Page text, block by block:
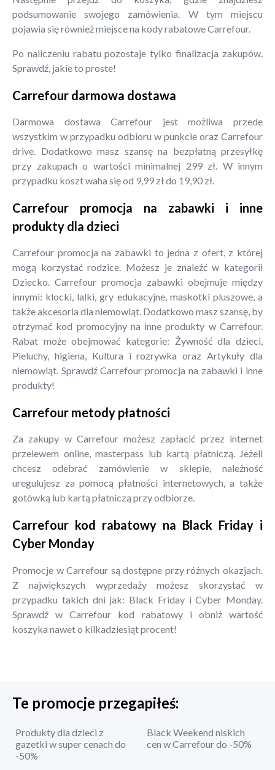
podsumowanie swojego zamówienia. W tym miejscu
pojawia się również miejsce na kody rabatowe Carrefour.
Po naliczeniu rabatu pozostaje tylko finalizacja zakupów.
Sprawdź, jakie to proste!
Carrefour darmowa dostawa
Darmowa dostawa Carrefour jest możliwa przede
wszystkim w przypadku odbioru w punkcie oraz Carrefour
drive. Dodatkowo masz szansę na bezpłatną przesyłkę
przy zakupach o wartości minimalnej 299 zł. W innym
przypadku koszt waha się od 9,99 zł do 19,90 zł.
Carrefour promocja na zabawki i inne
produkty dla dzieci
Carrefour promocja na zabawki to jedna z ofert, z której
mogą korzystać rodzice. Możesz je znaleźć w kategorii
Dziecko. Carrefour promocja zabawki obejmuje między
innymi: klocki, lalki, gry edukacyjne, maskotki pluszowe, a
także akcesoria dla niemowląt. Dodatkowo masz szansę, by
otrzymać kod promocyjny na inne produkty w Carrefour.
Rabat może obejmować kategorie: Żywność dla dzieci,
Pieluchy, higiena, Kultura i rozrywka oraz Artykuły dla
niemowląt. Sprawdź Carrefour promocja na zabawki i inne
produkty!
Carrefour metody płatności
Za zakupy w Carrefour możesz zapłacić przez internet
przelewem online, masterpass lub kartą płatniczą. Jeżeli
chcesz odebrać zamówienie w sklepie, należność
uregulujesz za pomocą płatności internetowych, a także
gotówką lub kartą płatniczą przy odbiorze.
Carrefour kod rabatowy na Black Friday i
Cyber Monday
Promocje w Carrefour są dostępne przy różnych okazjach.
Z największych wyprzedaży możesz skorzystać w
przypadku takich dni jak: Black Friday i Cyber Monday.
Sprawdź w Carrefour kod rabatowy i obniż wartość
koszyka nawet o kilkadziesiąt procent!
Te promocje przegapiłeś:
Produkty dla dzieci z
gazetki w super cenach do
-50%
Black Weekend niskich
cen w Carrefour do -50%